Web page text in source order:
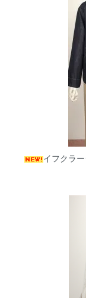
イフクラ